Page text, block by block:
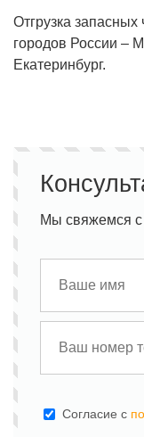
Отгрузка
городов России –
Екатеринбург.
Мы свяжемся с
Cогласие с